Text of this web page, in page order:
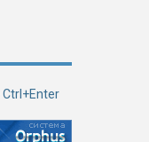
Ctrl+Enter